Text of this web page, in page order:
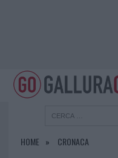
HOME CRONACA